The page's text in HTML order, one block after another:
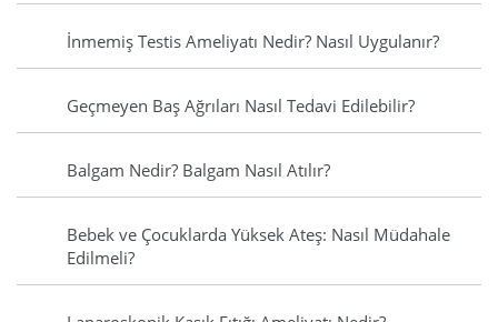
İnmemiş Testis Ameliyatı Nedir? Nasıl Uygulanır?
Geçmeyen Baş Ağrıları Nasıl Tedavi Edilebilir?
Balgam Nedir? Balgam Nasıl Atılır?
Bebek ve Çocuklarda Yüksek Ateş: Nasıl Müdahale
Edilmeli?